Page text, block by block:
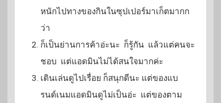
หนักไปทางของกินในซุปเปอร์มาเก็ตมากก
ว่า
ก็เป็นย่านการค้าอ่ะนะ ก็รู้กัน แล้วแต่คนจะ
ชอบ แต่แอดมินไม่ได้สนใจมากค่ะ
เดินเล่นดูไปเรื่อย ก็สนุกดีนะ แต่ของแบ
รนด์เนมแอดมินดูไม่เป็นอ่ะ แต่ของตาม